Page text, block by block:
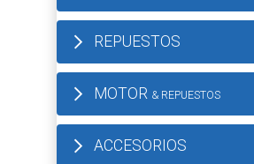
REPUESTOS
MOTOR & REPUESTOS
ACCESORIOS